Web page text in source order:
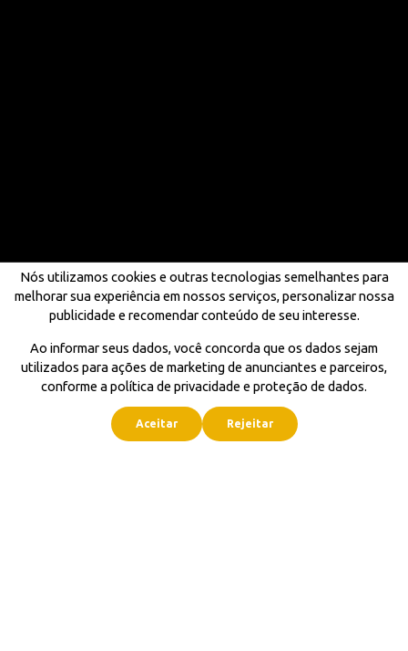
Nós utilizamos cookies e outras tecnologias semelhantes para
melhorar sua experiência em nossos serviços, personalizar nossa
publicidade e recomendar conteúdo de seu interesse.
Ao informar seus dados, você concorda que os dados sejam
utilizados para ações de marketing de anunciantes e parceiros,
conforme a política de privacidade e proteção de dados.
Aceitar Rejeitar